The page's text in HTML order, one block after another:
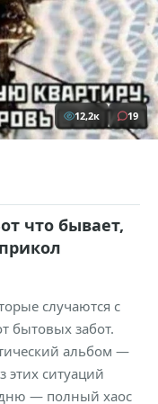
12,2к 19
что бывает,
случаются с
бытовых забот.
альбом —
этих ситуаций
— полный хаос